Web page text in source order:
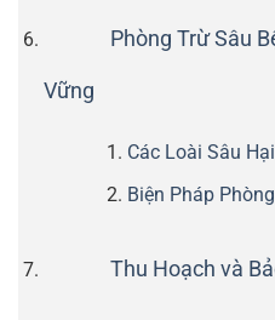
Phòng Trừ Sâu
Vững
Các Loài Sâu
Biện Pháp
Thu Hoạch và